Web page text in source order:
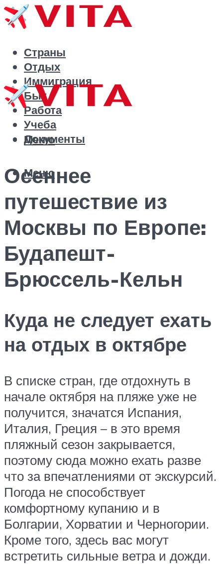
Страны
Отдых
Иммиграция
Быт
Работа
Учеба
Документы
Меню
Меню
Осеннее
путешествие из
Москвы по Европе:
Будапешт-
Брюссель-Кельн
Куда не следует ехать
на отдых в октябре
В списке стран, где отдохнуть в
начале октября на пляже уже не
получится, значатся Испания,
Италия, Греция – в это время
пляжный сезон закрывается,
поэтому сюда можно ехать разве
что за впечатлениями от экскурсий.
Погода не способствует
комфортному купанию и в
Болгарии, Хорватии и Черногории.
Кроме того, здесь вас могут
встретить сильные ветра и дожди.